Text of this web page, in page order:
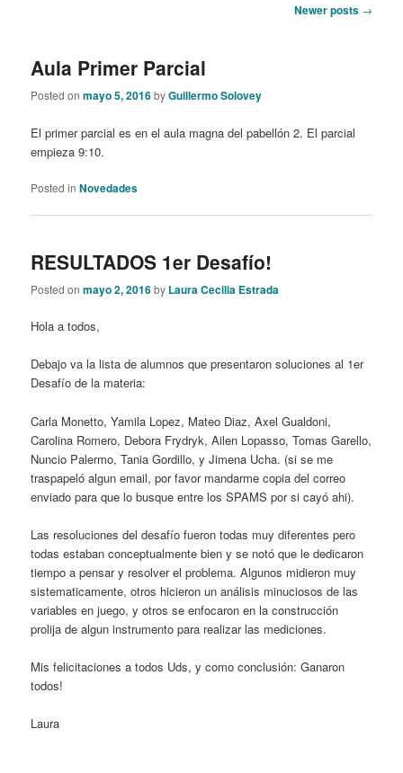
Newer posts →
Aula Primer Parcial
Posted onmayo 5, 2016byGuillermo Solovey
El primer parcial es en el aula magna del pabellón 2. El parcial
empieza 9:10.
Posted in Novedades
RESULTADOS 1er Desafío!
Posted onmayo 2, 2016by Laura Cecilia Estrada
Hola a todos,
Debajo va la lista de alumnos que presentaron soluciones al 1er
Desafío de la materia:
Carla Monetto, Yamila Lopez, Mateo Diaz, Axel Gualdoni,
Carolina Romero, Debora Frydryk, Ailen Lopasso, Tomas Garello,
Nuncio Palermo, Tania Gordillo, y Jimena Ucha. (si se me
traspapeló algun email, por favor mandarme copia del correo
enviado para que lo busque entre los SPAMS por si cayó ahi).
Las resoluciones del desafío fueron todas muy diferentes pero
todas estaban conceptualmente bien y se notó que le dedicaron
tiempo a pensar y resolver el problema. Algunos midieron muy
sistematicamente, otros hicieron un análisis minuciosos de las
variables en juego, y otros se enfocaron en la construcción
prolija de algun instrumento para realizar las mediciones.
Mis felicitaciones a todos Uds, y como conclusión: Ganaron
todos!
Laura